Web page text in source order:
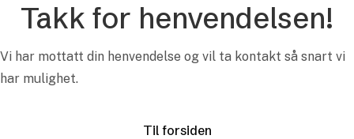
Takk for henvendelsen!
Vi har mottatt din henvendelse og vil ta kontakt så snart vi
har mulighet.
Til forsiden